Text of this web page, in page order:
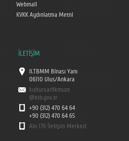
Webmail
KVKK Aydınlatma Metni
İLETİŞİM
II.TBMM Binası Yanı
06110 Ulus/Ankara
kulturvarlikmuze
@ktb.gov.tr
+90 (312) 470 64 64
+90 (312) 470 64 65
Alo 176 İletişim Merkezi